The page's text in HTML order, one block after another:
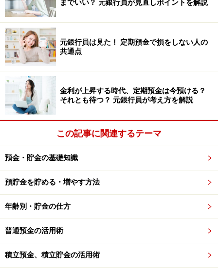
金融資産保有世帯の平均貯蓄額939万円、
中央値622万円
金融資産を保有する40代の平均貯蓄額は939万円、中央
値は622万円で、だいぶ高くなっています。金融資産保
有額別の割合は次の通りです。
金融資産保有額100万円未満 5.8％
金融資産保有額100万円以上200万円未満 5.5％
金融資産保有額200万円以上300万円未満 3.9％
金融資産保有額300万円以上400万円未満 4.3％
金融資産保有額400万円以上500万円未満 5.1％
金融資産保有額500万円以上700万円未満 6.9％
金融資産保有額700万円以上1000万円未満 7.1％
金融資産保有額1000万円以上1500万円未満
9.1％
金融資産保有額1500万円以上2000万円未満
までいい？ 元銀行員が見直しポイントを解説
元銀行員は見た！ 定期預金で損をしない人の
共通点
金利が上昇する時代、定期預金は今預ける？
それとも待つ？ 元銀行員が考え方を解説
この記事に関連するテーマ
預金・貯金の基礎知識
預貯金を貯める・増やす方法
年齢別・貯金の仕方
普通預金の活用術
積立預金、積立貯金の活用術